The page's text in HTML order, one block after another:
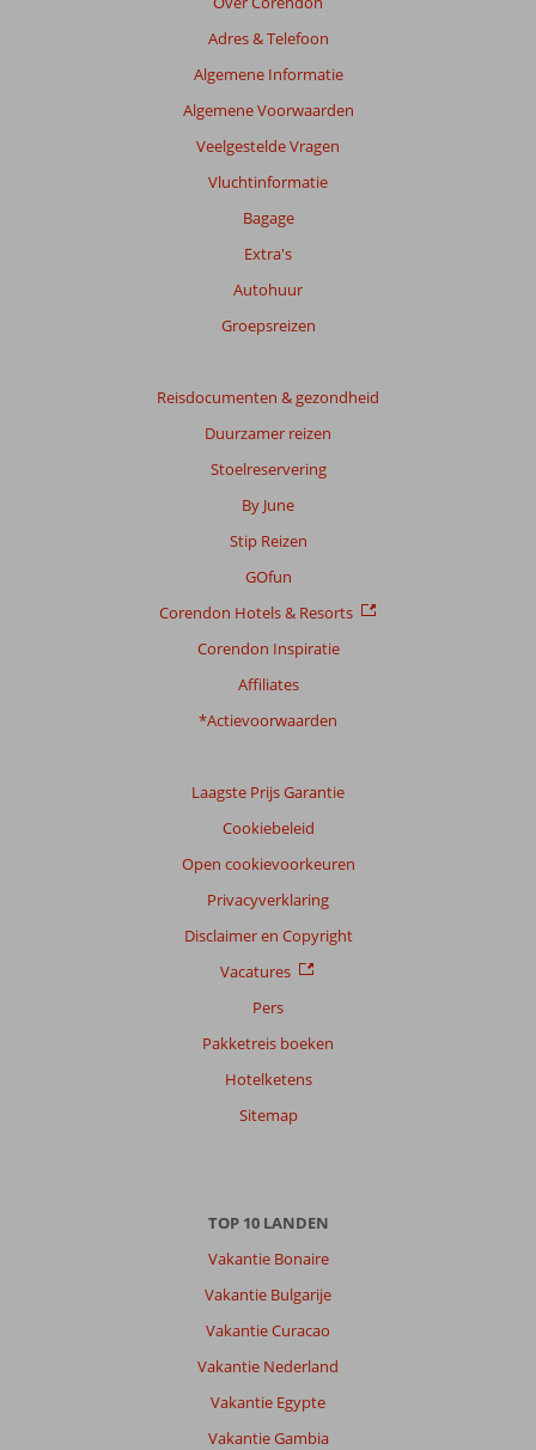
Adres & Telefoon
Algemene Informatie
Algemene Voorwaarden
Veelgestelde Vragen
Vluchtinformatie
Bagage
Extra's
Autohuur
Groepsreizen
Reisdocumenten & gezondheid
Duurzamer reizen
Stoelreservering
By June
Stip Reizen
GOfun
Corendon Hotels & Resorts
Corendon Inspiratie
Affiliates
*Actievoorwaarden
Laagste Prijs Garantie
Cookiebeleid
Open cookievoorkeuren
Privacyverklaring
Disclaimer en Copyright
Vacatures
Pers
Pakketreis boeken
Hotelketens
Sitemap
TOP 10 LANDEN
Vakantie Bonaire
Vakantie Bulgarije
Vakantie Curacao
Vakantie Nederland
Vakantie Egypte
Vakantie Gambia